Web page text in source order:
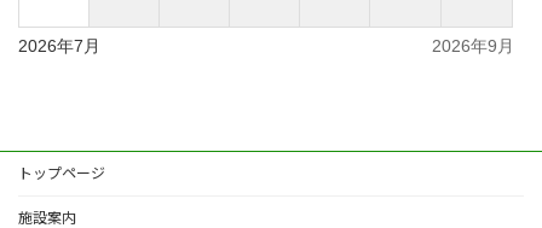
2026年7月 2026年9月
トップページ
施設案内